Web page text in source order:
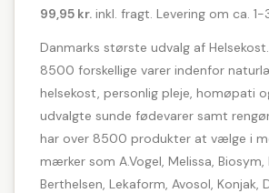
99,95 kr. inkl. fragt. Levering om ca. 1-
Danmarks største udvalg af
8500 forskellige varer indenfor
helsekost, personlig pleje, homøpati
udvalgte sunde fødevarer samt
har over 8500 produkter at vælge i
mærker som A.Vogel, Melissa, Biosym,
Berthelsen, Lekaform, Avosol, Konjak,